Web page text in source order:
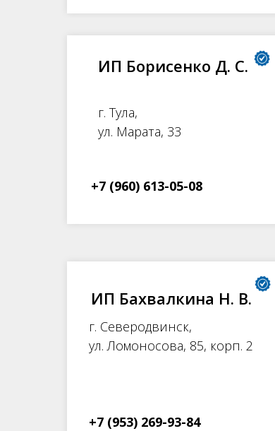
ИП Борисенко Д. С.
г. Тула,
ул. Марата, 33
+7 (960) 613-05-08
ИП Бахвалкина Н. В.
г. Северодвинск,
ул. Ломоносова, 85, корп. 2
+7 (953) 269-93-84